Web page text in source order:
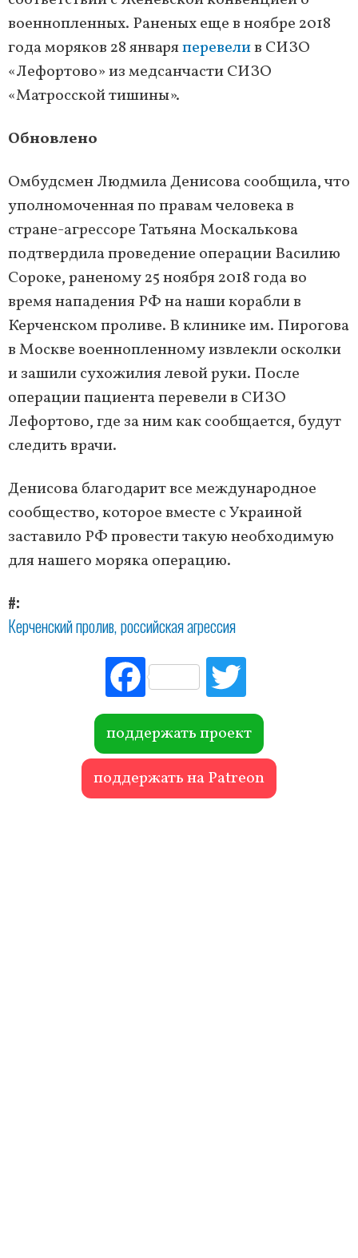
военнопленных. Раненых еще в ноябре 2018
года моряков 28 январяперевелив СИЗО
«Лефортово» из медсанчасти СИЗО
«Матросской тишины».
Обновлено
Омбудсмен Людмила Денисова сообщила, что
уполномоченная по правам человека в
стране-агрессоре Татьяна Москалькова
подтвердила проведение операции Василию
Сороке, раненому 25 ноября 2018 года во
время нападения РФ на наши корабли в
Керченском проливе. В клинике им. Пирогова
в Москве военнопленному извлекли осколки
и зашили сухожилия левой руки. После
операции пациента перевели в СИЗО
Лефортово, где за ним как сообщается, будут
следить врачи.
Денисова благодарит все международное
сообщество, которое вместе с Украиной
заставило РФ провести такую необходимую
для нашего моряка операцию.
#
Керченский пролив российская агрессия
Fac
ebo
ok r
поддержать проект
поддержать на Patreon